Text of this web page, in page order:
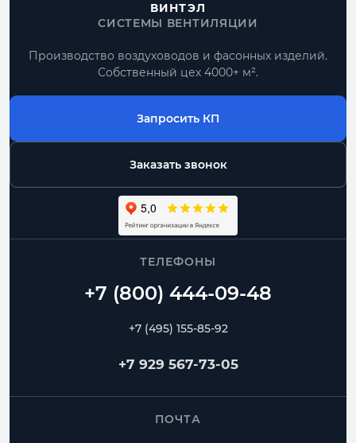
ВИНТЭЛ
СИСТЕМЫ ВЕНТИЛЯЦИИ
Производство воздуховодов и фасонных изделий.
Собственный цех 4000+ м².
Запросить КП
Заказать звонок
ТЕЛЕФОНЫ
+7 (495) 155-85-92
+7 929 567-73-05
ПОЧТА